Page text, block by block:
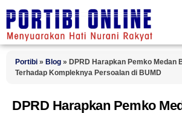
Portibi » Blog » DPRD Harapkan Pemko Medan
Terhadap Kompleknya Persoalan di BUMD
DPRD Harapkan Pemko